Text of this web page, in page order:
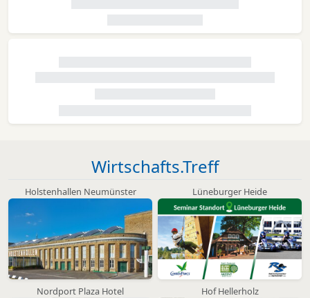
Wirtschafts.Treff
Holstenhallen Neumünster Lüneburger Heide
Nordport Plaza Hotel Hof Hellerholz